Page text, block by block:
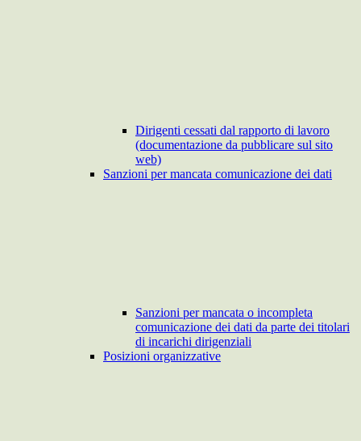
Dirigenti cessati dal rapporto di lavoro
(documentazione da pubblicare sul sito
web)
Sanzioni per mancata comunicazione dei dati
Sanzioni per mancata o incompleta
comunicazione dei dati da parte dei titolari
di incarichi dirigenziali
Posizioni organizzative